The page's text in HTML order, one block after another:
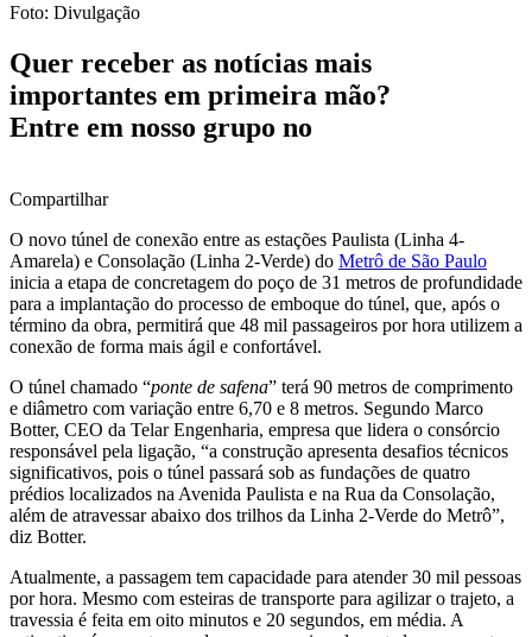
Foto: Divulgação
Quer receber as notícias mais
importantes em primeira mão?
Entre em nosso grupo no
Compartilhar
O novo túnel de conexão entre as estações Paulista (Linha 4-
Amarela) e Consolação (Linha 2-Verde) do Metrô de São Paulo
inicia a etapa de concretagem do poço de 31 metros de profundidade
para a implantação do processo de emboque do túnel, que, após o
término da obra, permitirá que 48 mil passageiros por hora utilizem a
conexão de forma mais ágil e confortável.
O túnel chamado “ponte de safena” terá 90 metros de comprimento
e diâmetro com variação entre 6,70 e 8 metros. Segundo Marco
Botter, CEO da Telar Engenharia, empresa que lidera o consórcio
responsável pela ligação, “a construção apresenta desafios técnicos
significativos, pois o túnel passará sob as fundações de quatro
prédios localizados na Avenida Paulista e na Rua da Consolação,
além de atravessar abaixo dos trilhos da Linha 2-Verde do Metrô”,
diz Botter.
Atualmente, a passagem tem capacidade para atender 30 mil pessoas
por hora. Mesmo com esteiras de transporte para agilizar o trajeto, a
travessia é feita em oito minutos e 20 segundos, em média. A